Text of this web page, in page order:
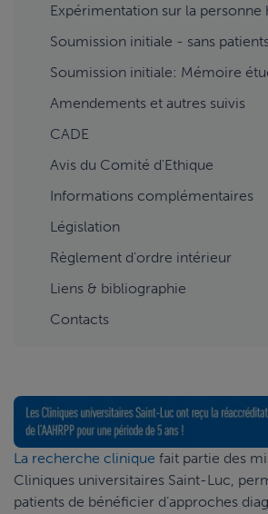
Expérimentation sur la personne
Soumission initiale - sans patients
Soumission initiale: Mémoire
Amendements et autres suivis
CADE
Avis du Comité d'Ethique
Informations complémentaires
Législation
Règlement d'ordre intérieur
Liens & bibliographie
Contacts
La recherche clinique fait partie des
Cliniques universitaires Saint-Luc,
patients de bénéficier d’approches